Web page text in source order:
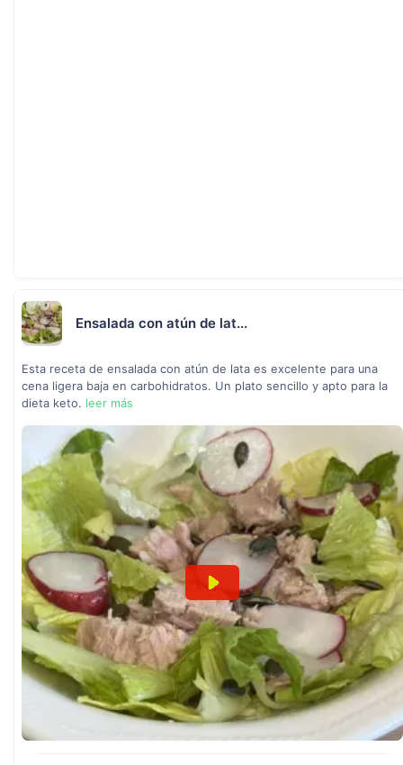
Ensalada con atún de lat...
Esta receta de ensalada con atún de lata es excelente para una
cena ligera baja en carbohidratos. Un plato sencillo y apto para la
dieta keto. leer más